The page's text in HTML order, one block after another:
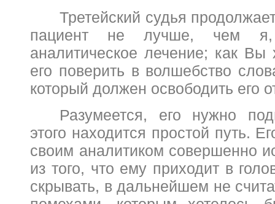
Третейский судья
пациент не лучше, чем я,
аналитическое лечение; как Вы
его поверить в волшебство
который должен освободить его
Разумеется, его нужно
этого находится простой путь.
своим аналитиком совершенно
из того, что ему приходит в
скрывать, в дальнейшем не